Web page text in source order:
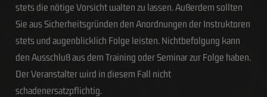
stets die nötige Vorsicht walten zu lassen. Außerdem sollten
Sie aus Sicherheitsgründen den Anordnungen der Instruktoren
stets und augenblicklich Folge leisten. Nichtbefolgung kann
den Ausschluß aus dem Training oder Seminar zur Folge haben.
Der Veranstalter wird in diesem Fall nicht
schadenersatzpflichtig.